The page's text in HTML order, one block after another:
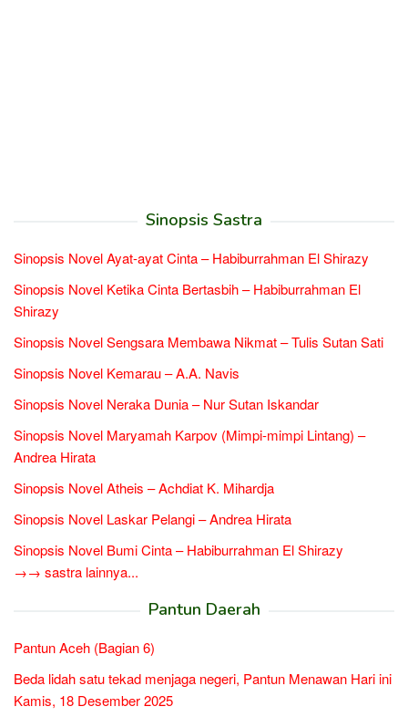
Sinopsis Sastra
Sinopsis Novel Ayat-ayat Cinta – Habiburrahman El Shirazy
Sinopsis Novel Ketika Cinta Bertasbih – Habiburrahman El
Shirazy
Sinopsis Novel Sengsara Membawa Nikmat – Tulis Sutan Sati
Sinopsis Novel Kemarau – A.A. Navis
Sinopsis Novel Neraka Dunia – Nur Sutan Iskandar
Sinopsis Novel Maryamah Karpov (Mimpi-mimpi Lintang) –
Andrea Hirata
Sinopsis Novel Atheis – Achdiat K. Mihardja
Sinopsis Novel Laskar Pelangi – Andrea Hirata
Sinopsis Novel Bumi Cinta – Habiburrahman El Shirazy
→→ sastra lainnya...
Pantun Daerah
Pantun Aceh (Bagian 6)
Beda lidah satu tekad menjaga negeri, Pantun Menawan Hari ini
Kamis, 18 Desember 2025